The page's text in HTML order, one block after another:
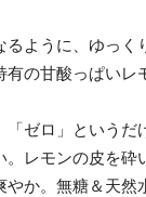
るように、ゆっく
の甘酸っぱいレ
「ゼロ」という
。レモンの皮を
やか。無糖＆天然